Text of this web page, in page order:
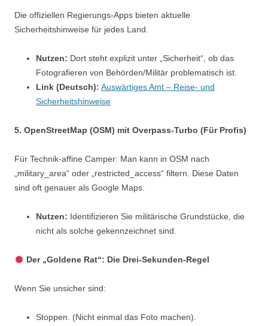
Die offiziellen Regierungs-Apps bieten aktuelle
Sicherheitshinweise für jedes Land.
Nutzen: Dort steht explizit unter „Sicherheit“, ob das
Fotografieren von Behörden/Militär problematisch ist.
Link (Deutsch): Auswärtiges Amt – Reise- und
Sicherheitshinweise
5. OpenStreetMap (OSM) mit Overpass-Turbo (Für Profis)
Für Technik-affine Camper: Man kann in OSM nach
„military_area“ oder „restricted_access“ filtern. Diese Daten
sind oft genauer als Google Maps.
Nutzen: Identifizieren Sie militärische Grundstücke, die
nicht als solche gekennzeichnet sind.
Der „Goldene Rat“: Die Drei-Sekunden-Regel
Wenn Sie unsicher sind:
Stoppen. (Nicht einmal das Foto machen).